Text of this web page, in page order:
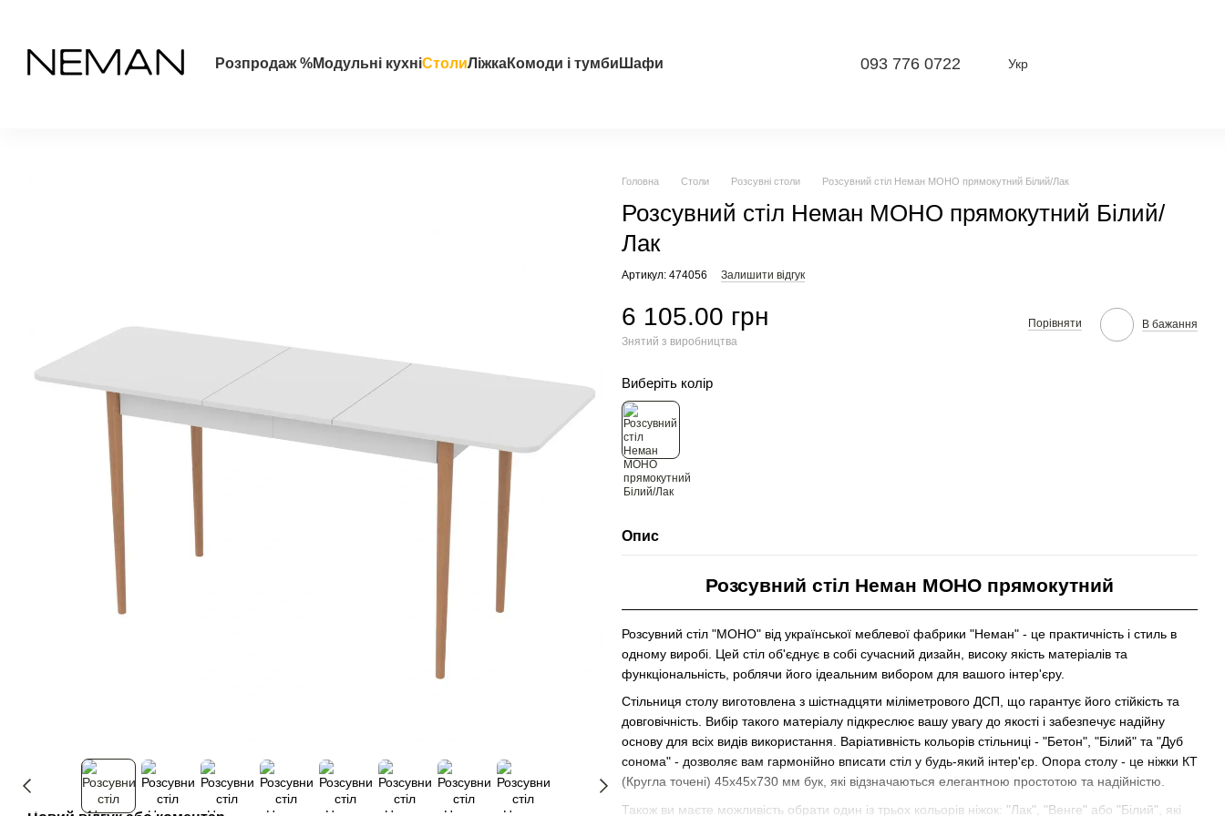
Розпродаж %Модульні кухніСтолиЛіжкаКомоди і тумби Шафи 093 776 0722 Укр
Головна Столи Розсувні столи Розсувний стіл Неман МОНО прямокутний Білий/Лак
Розсувний стіл Неман МОНО прямокутний Білий/
Лак
Артикул: 474056 Залишити відгук
6 105.00 грн
Знятий з виробництва
Порівняти В бажання
Виберіть колір
Опис
Розсувний стіл Неман МОНО прямокутний
Розсувний стіл "МОНО" від української меблевої фабрики "Неман" - це практичність і стиль в
одному виробі. Цей стіл об'єднує в собі сучасний дизайн, високу якість матеріалів та
функціональність, роблячи його ідеальним вибором для вашого інтер'єру.
Стільниця столу виготовлена з шістнадцяти міліметрового ДСП, що гарантує його стійкість та
довговічність. Вибір такого матеріалу підкреслює вашу увагу до якості і забезпечує надійну
основу для всіх видів використання. Варіативність кольорів стільниці - "Бетон", "Білий" та "Дуб
сонома" - дозволяє вам гармонійно вписати стіл у будь-який інтер'єр. Опора столу - це ніжки КТ
(Кругла точені) 45х45х730 мм бук, які відзначаються елегантною простотою та надійністю.
Також ви маєте можливість обрати один із трьох кольорів ніжок: "Лак" , "Венге" або "Білий" , які